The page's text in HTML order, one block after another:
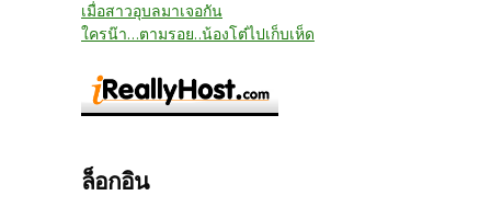
เมื่อสาวอุบลมาเจอกัน
ใครน๊า...ตามรอย..น้องโต๋ไปเก็บเห็ด
ล็อกอิน